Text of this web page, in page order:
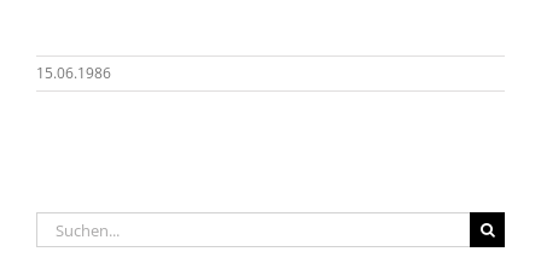
15.06.1986
Suche
nach: